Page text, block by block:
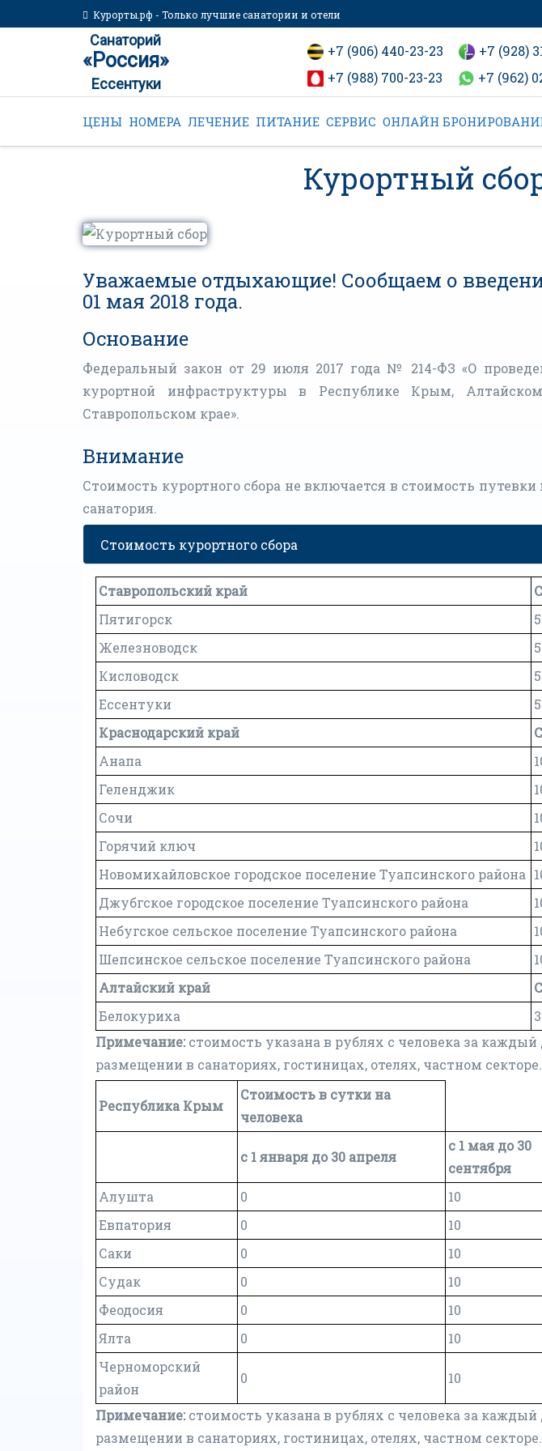
Курорты.рф - Только лучшие санатории и отели
Санаторий
«Россия»
Ессентуки
+7 (906) 440-23-23
+7 (928)
+7 (988) 700-23-23
+7 (962)
ЦЕНЫ НОМЕРА ЛЕЧЕНИЕ ПИТАНИЕ СЕРВИС ОНЛАЙН
Курортный
Уважаемые отдыхающие! Сообщаем о
01 мая 2018 года.
Основание
Федеральный закон от 29 июля 2017 года № 214-ФЗ «О
курортной инфраструктуры в Республике Крым,
Ставропольском крае».
Внимание
Стоимость курортного сбора не включается в стоимость путевки
санатория.
Стоимость курортного сбора
Ставропольский край
Пятигорск
Железноводск
Кисловодск
Ессентуки
Краснодарский край
Анапа
Геленджик
Сочи
Горячий ключ
Новомихайловское городское поселение Туапсинского района
Джубгское городское поселение Туапсинского района
Небугское сельское поселение Туапсинского района
Шепсинское сельское поселение Туапсинского района
Алтайский край
Белокуриха
Примечание:cтоимость указана в рублях с человека за
размещении в санаториях, гостиницах, отелях, частном секторе.
Республика Крым
Стоимость в сутки на
человека
с 1 января до 30 апреля
с 1 мая до 30
сентября
Алушта
0 10
Евпатория
0 10
Саки
0 10
Судак
0 10
Феодосия
0 10
Ялта
0 10
Черноморский
район
0 10
Примечание:cтоимость указана в рублях с человека за
размещении в санаториях, гостиницах, отелях, частном секторе.